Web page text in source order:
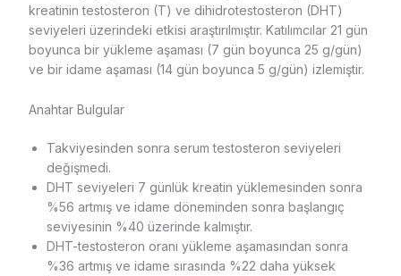
kreatinin testosteron (T) ve dihidrotestosteron (DHT)
seviyeleri üzerindeki etkisi araştırılmıştır. Katılımcılar 21 gün
boyunca bir yükleme aşaması (7 gün boyunca 25 g/gün)
ve bir idame aşaması (14 gün boyunca 5 g/gün) izlemiştir.
Anahtar Bulgular
Takviyesinden sonra serum testosteron seviyeleri
değişmedi.
DHT seviyeleri 7 günlük kreatin yüklemesinden sonra
%56 artmış ve idame döneminden sonra başlangıç
seviyesinin %40 üzerinde kalmıştır.
DHT-testosteron oranı yükleme aşamasından sonra
%36 artmış ve idame sırasında %22 daha yüksek